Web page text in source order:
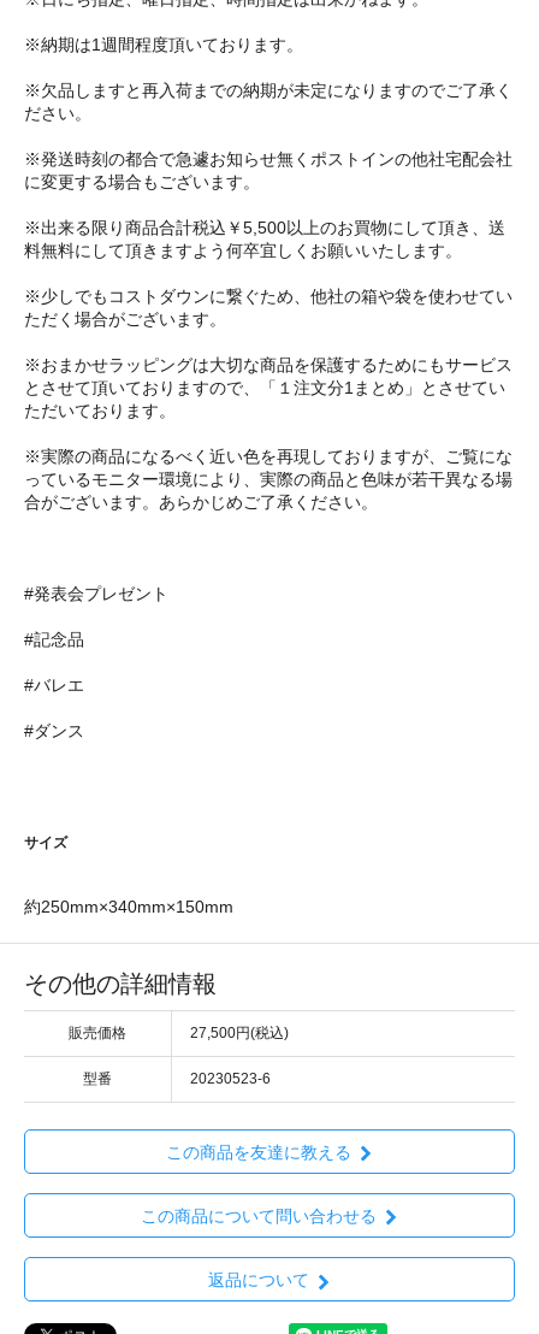
※納期は1週間程度頂いております。
※欠品しますと再入荷までの納期が未定になりますのでご了承く
ださい。
※発送時刻の都合で急遽お知らせ無くポストインの他社宅配会社
に変更する場合もございます。
※出来る限り商品合計税込￥5,500以上のお買物にして頂き、送
料無料にして頂きますよう何卒宜しくお願いいたします。
※少しでもコストダウンに繋ぐため、他社の箱や袋を使わせてい
ただく場合がございます。
※おまかせラッピングは大切な商品を保護するためにもサービス
とさせて頂いておりますので、「１注文分1まとめ」とさせてい
ただいております。
※実際の商品になるべく近い色を再現しておりますが、ご覧にな
っているモニター環境により、実際の商品と色味が若干異なる場
合がございます。あらかじめご了承ください。
#発表会プレゼント
#記念品
#バレエ
#ダンス
サイズ
約250mm×340mm×150mm
その他の詳細情報
販売価格 27,500円(税込)
型番 20230523-6
この商品を友達に教える
この商品について問い合わせる
返品について